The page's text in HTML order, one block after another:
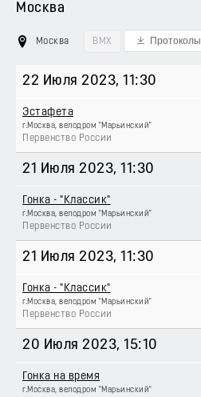
Москва
Москва BMX Протоколы
22 Июля 2023, 11:30
Эстафета
г.Москва, велодром "Марьинский"
Первенство России
21 Июля 2023, 11:30
Гонка - "Классик"
г.Москва, велодром "Марьинский"
Первенство России
21 Июля 2023, 11:30
Гонка - "Классик"
г.Москва, велодром "Марьинский"
Первенство России
20 Июля 2023, 15:10
Гонка на время
г.Москва, велодром "Марьинский"